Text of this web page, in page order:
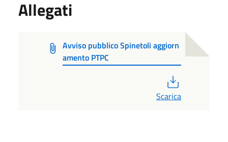
Allegati
Avviso pubblico Spinetoli aggiorn
amento PTPC
Scarica